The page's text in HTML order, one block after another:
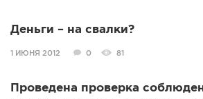
Деньги – на свалки?
1 ИЮНЯ 2012 0 81
Проведена проверка